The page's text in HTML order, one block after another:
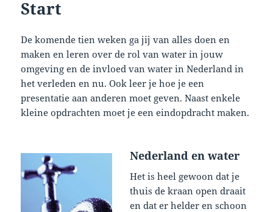
Start
De komende tien weken ga jij van alles doen en
maken en leren over de rol van water in jouw
omgeving en de invloed van water in Nederland in
het verleden en nu. Ook leer je hoe je een
presentatie aan anderen moet geven. Naast enkele
kleine opdrachten moet je een eindopdracht maken.
Nederland en water
Het is heel gewoon dat je
thuis de kraan open draait
en dat er helder en schoon